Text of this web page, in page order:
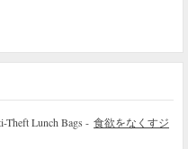
食欲をなくすジ